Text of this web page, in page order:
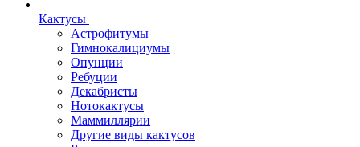
Кактусы
Астрофитумы
Гимнокалициумы
Опунции
Ребуции
Декабристы
Нотокактусы
Маммиллярии
Другие виды кактусов